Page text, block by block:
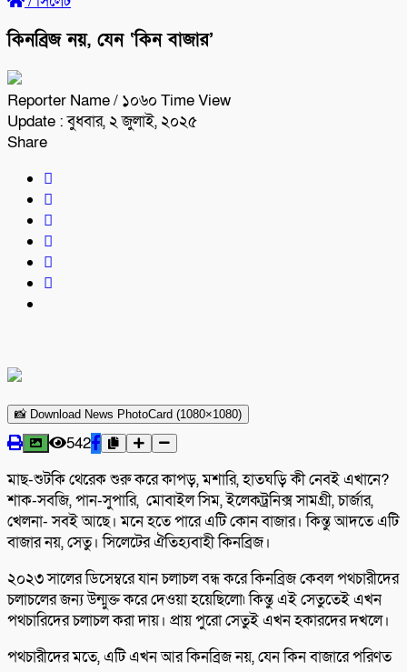
কিনব্রিজ নয়, যেন ‘কিন বাজার’
Reporter Name/ ১০৬০ Time View
Update : বুধবার, ২ জুলাই, ২০২৫
Share
📸 Download News PhotoCard (1080×1080)
542
মাছ-শুটকি থেরেক শুরু করে কাপড়, মশারি, হাতঘড়ি কী নেবই এখানে?
শাক-সবজি, পান-সুপারি, মোবাইল সিম, ইলেকট্রনিক্স সামগ্রী, চার্জার,
খেলনা- সবই আছে। মনে হতে পারে এটি কোন বাজার। কিন্তু আদতে এটি
বাজার নয়, সেতু। সিলেটের ঐতিহ্যবাহী কিনব্রিজ।
২০২৩ সালের ডিসেম্বরে যান চলাচল বন্ধ করে কিনব্রিজ কেবল পথচারীদের
চলাচলের জন্য উন্মুক্ত করে দেওয়া হয়েছিলো৷ কিন্তু এই সেতুতেই এখন
পথচারিদের চলাচল করা দায়। প্রায় পুরো সেতুই এখন হকারদের দখলে।
পথচারীদের মতে, এটি এখন আর কিনব্রিজ নয়, যেন কিন বাজারে পরিণত